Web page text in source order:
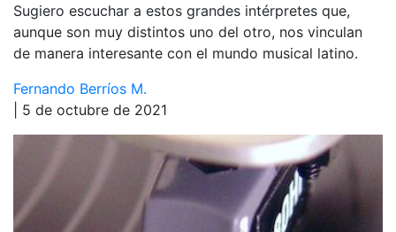
Sugiero escuchar a estos grandes intérpretes que,
aunque son muy distintos uno del otro, nos vinculan
de manera interesante con el mundo musical latino.
Fernando Berríos M.
| 5 de octubre de 2021